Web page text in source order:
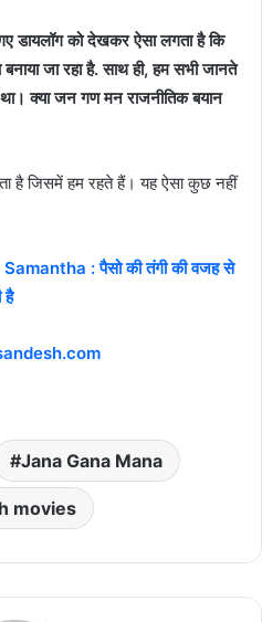
डायलॉग को देखकर ऐसा लगता है कि
जा रहा है. साथ ही, हम सभी जानते
क्या जन गण मन राजनीतिक बयान
है जिसमें हम रहते हैं। यह ऐसा कुछ नहीं
: पैसो की तंगी की वजह से
है
Jana Gana Mana
movies